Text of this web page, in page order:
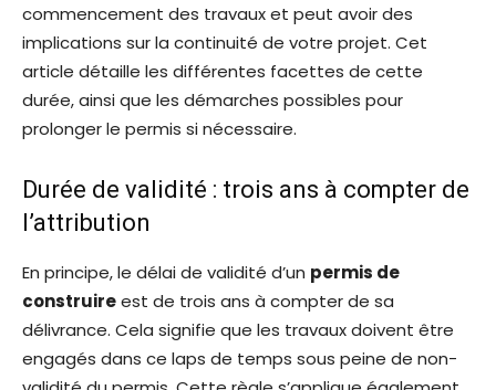
commencement des travaux et peut avoir des
implications sur la continuité de votre projet. Cet
article détaille les différentes facettes de cette
durée, ainsi que les démarches possibles pour
prolonger le permis si nécessaire.
Durée de validité : trois ans à compter de
l’attribution
En principe, le délai de validité d’un permis de
construireest de trois ans à compter de sa
délivrance. Cela signifie que les travaux doivent être
engagés dans ce laps de temps sous peine de non-